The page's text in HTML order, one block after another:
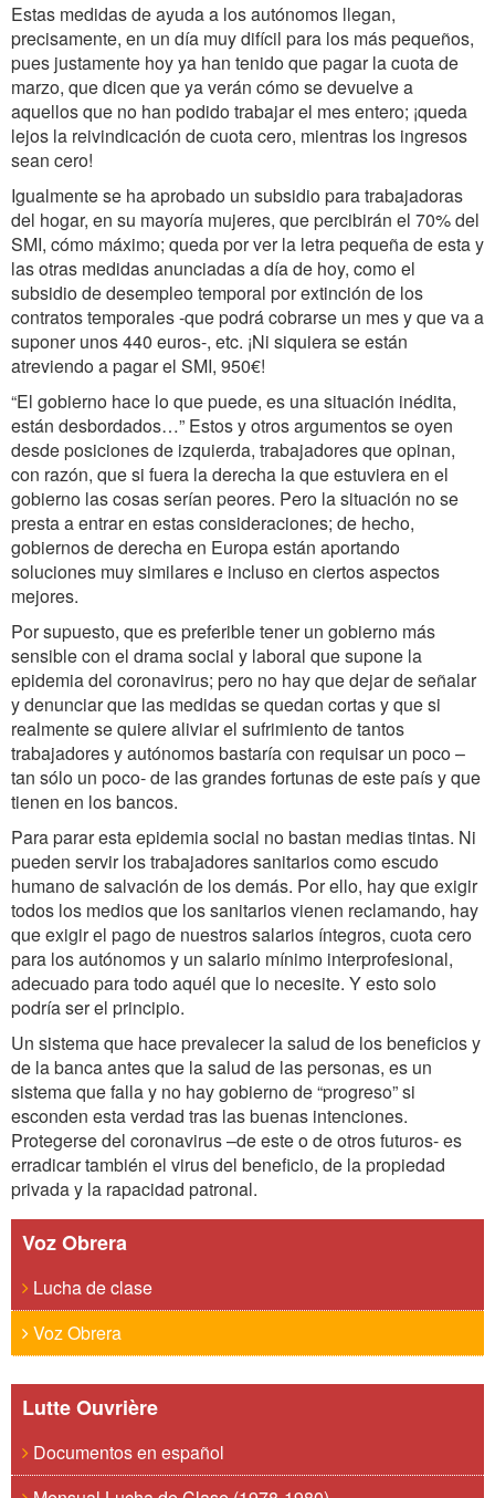
Estas medidas de ayuda a los autónomos llegan,
precisamente, en un día muy difícil para los más pequeños,
pues justamente hoy ya han tenido que pagar la cuota de
marzo, que dicen que ya verán cómo se devuelve a
aquellos que no han podido trabajar el mes entero; ¡queda
lejos la reivindicación de cuota cero, mientras los ingresos
sean cero!
Igualmente se ha aprobado un subsidio para trabajadoras
del hogar, en su mayoría mujeres, que percibirán el 70% del
SMI, cómo máximo; queda por ver la letra pequeña de esta y
las otras medidas anunciadas a día de hoy, como el
subsidio de desempleo temporal por extinción de los
contratos temporales -que podrá cobrarse un mes y que va a
suponer unos 440 euros-, etc. ¡Ni siquiera se están
atreviendo a pagar el SMI, 950€!
“El gobierno hace lo que puede, es una situación inédita,
están desbordados…” Estos y otros argumentos se oyen
desde posiciones de izquierda, trabajadores que opinan,
con razón, que si fuera la derecha la que estuviera en el
gobierno las cosas serían peores. Pero la situación no se
presta a entrar en estas consideraciones; de hecho,
gobiernos de derecha en Europa están aportando
soluciones muy similares e incluso en ciertos aspectos
mejores.
Por supuesto, que es preferible tener un gobierno más
sensible con el drama social y laboral que supone la
epidemia del coronavirus; pero no hay que dejar de señalar
y denunciar que las medidas se quedan cortas y que si
realmente se quiere aliviar el sufrimiento de tantos
trabajadores y autónomos bastaría con requisar un poco –
tan sólo un poco- de las grandes fortunas de este país y que
tienen en los bancos.
Para parar esta epidemia social no bastan medias tintas. Ni
pueden servir los trabajadores sanitarios como escudo
humano de salvación de los demás. Por ello, hay que exigir
todos los medios que los sanitarios vienen reclamando, hay
que exigir el pago de nuestros salarios íntegros, cuota cero
para los autónomos y un salario mínimo interprofesional,
adecuado para todo aquél que lo necesite. Y esto solo
podría ser el principio.
Un sistema que hace prevalecer la salud de los beneficios y
de la banca antes que la salud de las personas, es un
sistema que falla y no hay gobierno de “progreso” si
esconden esta verdad tras las buenas intenciones.
Protegerse del coronavirus –de este o de otros futuros- es
erradicar también el virus del beneficio, de la propiedad
privada y la rapacidad patronal.
Voz Obrera
Lucha de clase
Voz Obrera
Lutte Ouvrière
Documentos en español